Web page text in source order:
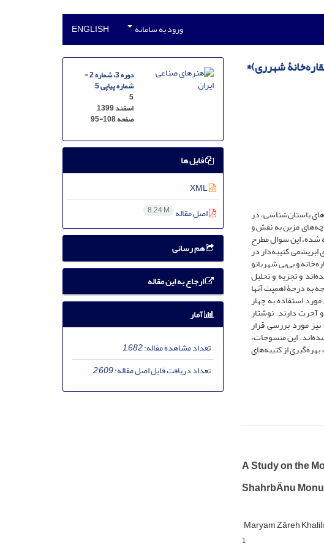
ورود به سامانه ENGLISH
شهرری)*
باستان‌شناسی، در
مزین به نقش و
شده، این سوال مطرح
کتیبه‌دار در
گورستان نقاره‌خانه و بی‌بی شهربانو
و تجزیه و تحلیل
به درجۀ اهمیت آنها
استفاده به چهار
آخرت دارند. نوشتار
مورد بررسی قرار
این منسوجات،
از کتیبه‌های
A Study on the
ShahrbÄnu
Maryam Zāreh Khalili
1
دوره 3، شماره 2 -
شماره پیاپی 5
5
اسفند 1399
صفحه95-108
فایل ها
XML
اصل مقاله 8.24 M
هم رسانی
ارجاع به این مقاله
آمار
تعداد مشاهده مقاله:1,682
تعداد دریافت فایل اصل مقاله:2,609